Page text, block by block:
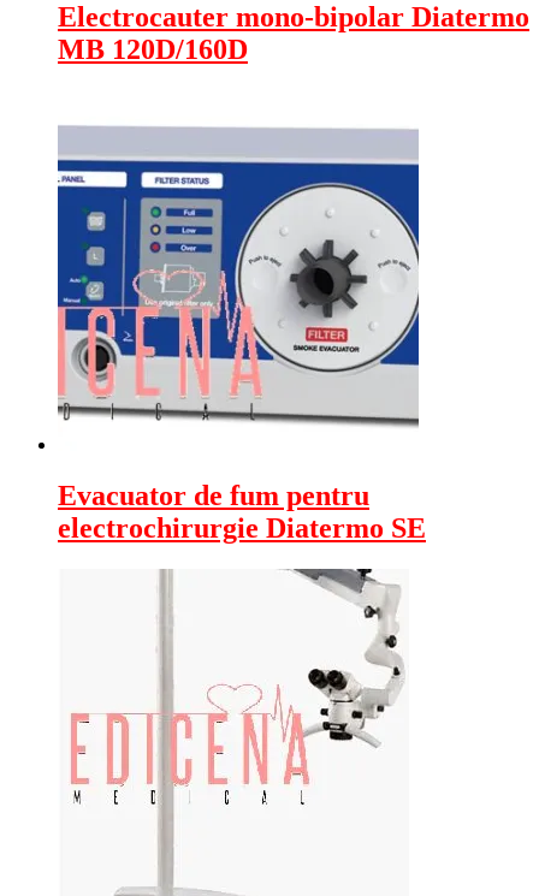
Electrocauter mono-bipolar Diatermo
MB 120D/160D
Evacuator de fum pentru
electrochirurgie Diatermo SE